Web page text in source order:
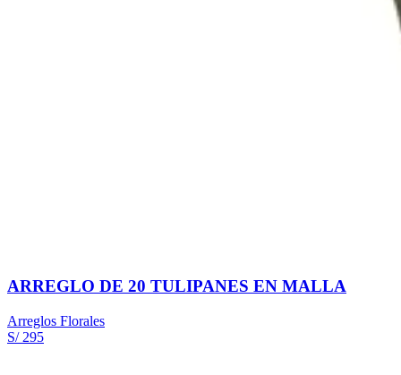
ARREGLO DE 20 TULIPANES EN MALLA
Arreglos Florales
S/ 295